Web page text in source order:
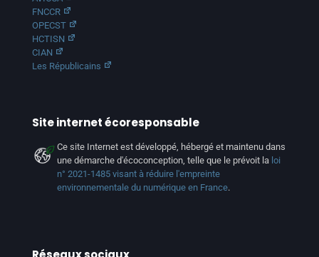
FNCCR
OPECST
HCTISN
CIAN
Les Républicains
Site internet écoresponsable
Ce site Internet est développé, hébergé et maintenu dans
une démarche d'écoconception, telle que le prévoit la loi
n° 2021-1485 visant à réduire l'empreinte
environnementale du numérique en France.